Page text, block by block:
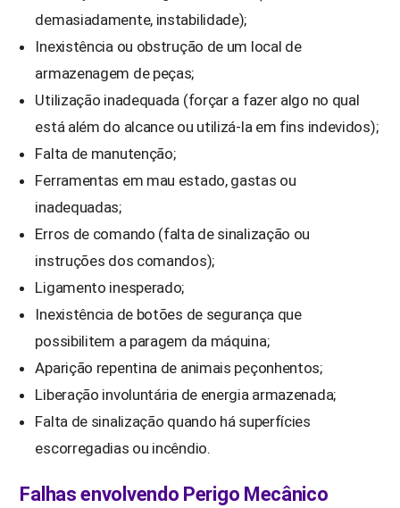
demasiadamente, instabilidade);
Inexistência ou obstrução de um local de
armazenagem de peças;
Utilização inadequada (forçar a fazer algo no qual
está além do alcance ou utilizá-la em fins indevidos);
Falta de manutenção;
Ferramentas em mau estado, gastas ou
inadequadas;
Erros de comando (falta de sinalização ou
instruções dos comandos);
Ligamento inesperado;
Inexistência de botões de segurança que
possibilitem a paragem da máquina;
Aparição repentina de animais peçonhentos;
Liberação involuntária de energia armazenada;
Falta de sinalização quando há superfícies
escorregadias ou incêndio.
Falhas envolvendo Perigo Mecânico